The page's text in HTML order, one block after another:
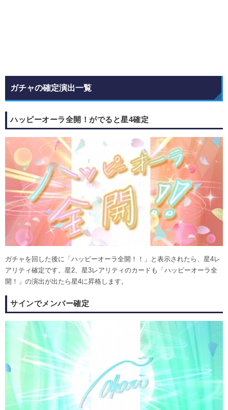
ガチャの確定演出一覧
ハッピーオーラ全開！がでると星4確定
ガチャを回した後に「ハッピーオーラ全開！！」と表示されたら、星4レ
アリティ確定です。星2、星3レアリティのカードも「ハッピーオーラ全
開！」の演出が出たら星4に昇格します。
サインでメンバー確定